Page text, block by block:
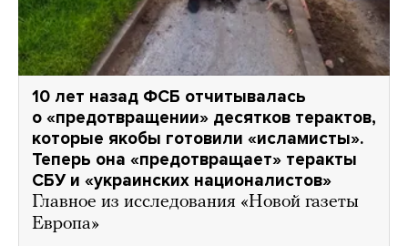
10 лет назад ФСБ отчитывалась
о «предотвращении» десятков терактов,
которые якобы готовили «исламисты».
Теперь она «предотвращает» теракты
СБУ и «украинских националистов»
Главное из исследования «Новой газеты
Европа»